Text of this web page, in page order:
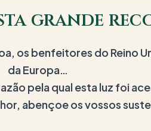
grande
os benfeitores do Reino
da Europa…
pela qual esta luz foi
abençoe os vossos